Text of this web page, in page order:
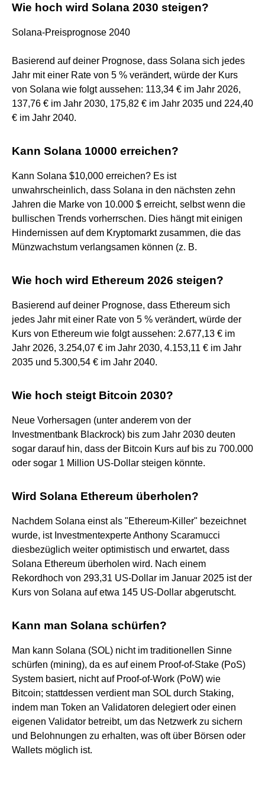
Wie hoch wird Solana 2030 steigen?
Solana-Preisprognose 2040
Basierend auf deiner Prognose, dass Solana sich jedes
Jahr mit einer Rate von 5 % verändert, würde der Kurs
von Solana wie folgt aussehen: 113,34 € im Jahr 2026,
137,76 € im Jahr 2030, 175,82 € im Jahr 2035 und 224,40
€ im Jahr 2040.
Kann Solana 10000 erreichen?
Kann Solana $10,000 erreichen? Es ist
unwahrscheinlich, dass Solana in den nächsten zehn
Jahren die Marke von 10.000 $ erreicht, selbst wenn die
bullischen Trends vorherrschen. Dies hängt mit einigen
Hindernissen auf dem Kryptomarkt zusammen, die das
Münzwachstum verlangsamen können (z. B.
Wie hoch wird Ethereum 2026 steigen?
Basierend auf deiner Prognose, dass Ethereum sich
jedes Jahr mit einer Rate von 5 % verändert, würde der
Kurs von Ethereum wie folgt aussehen: 2.677,13 € im
Jahr 2026, 3.254,07 € im Jahr 2030, 4.153,11 € im Jahr
2035 und 5.300,54 € im Jahr 2040.
Wie hoch steigt Bitcoin 2030?
Neue Vorhersagen (unter anderem von der
Investmentbank Blackrock) bis zum Jahr 2030 deuten
sogar darauf hin, dass der Bitcoin Kurs auf bis zu 700.000
oder sogar 1 Million US-Dollar steigen könnte.
Wird Solana Ethereum überholen?
Nachdem Solana einst als "Ethereum-Killer" bezeichnet
wurde, ist Investmentexperte Anthony Scaramucci
diesbezüglich weiter optimistisch und erwartet, dass
Solana Ethereum überholen wird. Nach einem
Rekordhoch von 293,31 US-Dollar im Januar 2025 ist der
Kurs von Solana auf etwa 145 US-Dollar abgerutscht.
Kann man Solana schürfen?
Man kann Solana (SOL) nicht im traditionellen Sinne
schürfen (mining), da es auf einem Proof-of-Stake (PoS)
System basiert, nicht auf Proof-of-Work (PoW) wie
Bitcoin; stattdessen verdient man SOL durch Staking,
indem man Token an Validatoren delegiert oder einen
eigenen Validator betreibt, um das Netzwerk zu sichern
und Belohnungen zu erhalten, was oft über Börsen oder
Wallets möglich ist.